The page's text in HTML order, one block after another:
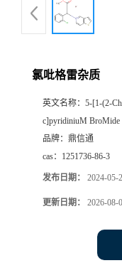
氯吡格雷杂质
英文名称： 5-[1-(2-
c]pyridiniuM BroMide
品牌： 鼎信通
cas： 1251736-86-3
发布日期： 2024-05-
更新日期： 2026-08-